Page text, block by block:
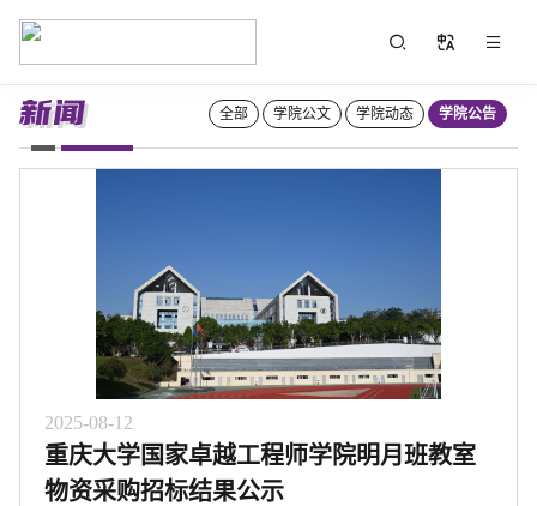
新闻 全部 学院公文 学院动态 学院公告
2025-08-12
重庆大学国家卓越工程师学院明月班教室
物资采购招标结果公示